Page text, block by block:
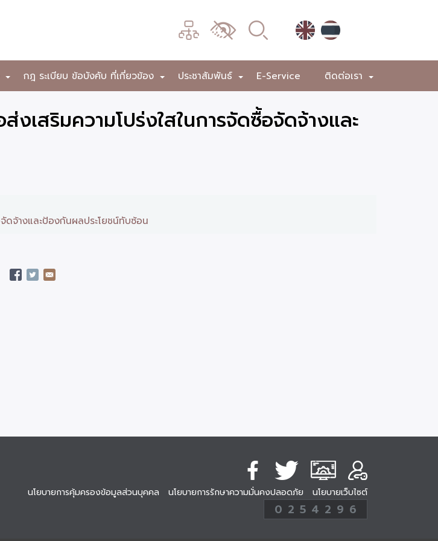
เมนู
เปลี่ยน
ผล
+ +
กฎ ระเบียบ ข้อบังคับ ที่เกี่ยวข้อง +
ประชาสัมพันธ์ E-Service +
ติดต่อเรา
งเสริมความโปร่งใสในการจัดซื้อจัดจ้างและ
จัดจ้างและป้องกันผลประโยชน์ทับซ้อน
นโยบายการคุ้มครองข้อมูลส่วนบุคคล นโยบายการรักษาความมั่นคงปลอดภัย นโยบายเว็บไซต์
254296
ครั้ง
0 2 5 4 2 9 6